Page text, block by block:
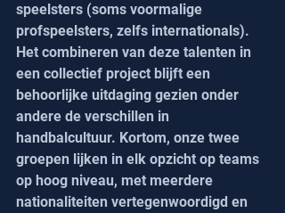
speelsters (soms voormalige
profspeelsters, zelfs internationals).
Het combineren van deze talenten in
een collectief project blijft een
behoorlijke uitdaging gezien onder
andere de verschillen in
handbalcultuur. Kortom, onze twee
groepen lijken in elk opzicht op teams
op hoog niveau, met meerdere
nationaliteiten vertegenwoordigd en